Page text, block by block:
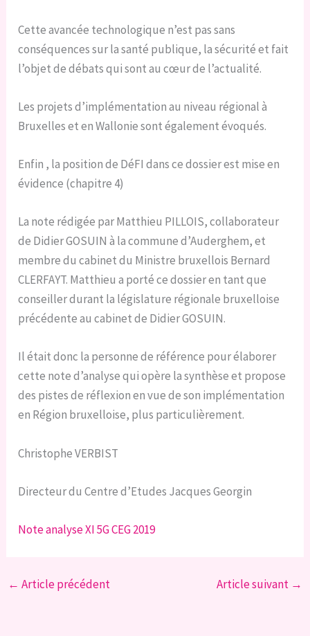
Cette avancée technologique n’est pas sans
conséquences sur la santé publique, la sécurité et fait
l’objet de débats qui sont au cœur de l’actualité.
Les projets d’implémentation au niveau régional à
Bruxelles et en Wallonie sont également évoqués.
Enfin , la position de DéFI dans ce dossier est mise en
évidence (chapitre 4)
La note rédigée par Matthieu PILLOIS, collaborateur
de Didier GOSUIN à la commune d’Auderghem, et
membre du cabinet du Ministre bruxellois Bernard
CLERFAYT. Matthieu a porté ce dossier en tant que
conseiller durant la législature régionale bruxelloise
précédente au cabinet de Didier GOSUIN.
Il était donc la personne de référence pour élaborer
cette note d’analyse qui opère la synthèse et propose
des pistes de réflexion en vue de son implémentation
en Région bruxelloise, plus particulièrement.
Christophe VERBIST
Directeur du Centre d’Etudes Jacques Georgin
Note analyse XI 5G CEG 2019
← Article précédent Article suivant →